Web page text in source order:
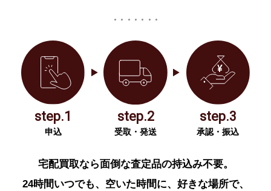
step.1
申込
step.2
受取・発送
step.3
承認・振込
宅配買取なら面倒な査定品の持込み不要。
24時間いつでも、空いた時間に、好きな場所で、